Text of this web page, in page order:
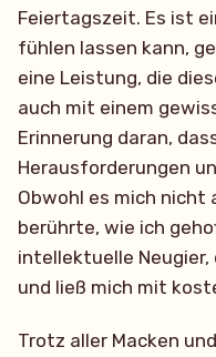
Feiertagszeit. Es ist
fühlen lassen kann,
eine Leistung, die
auch mit einem
Erinnerung daran,
Herausforderungen
Obwohl es mich
berührte, wie ich
intellektuelle
und ließ mich mit
Trotz aller Macken